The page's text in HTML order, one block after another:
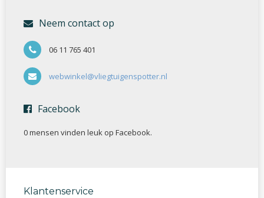
Neem contact op
06 11 765 401
webwinkel@vliegtuigenspotter.nl
Facebook
0 mensen vinden leuk op Facebook.
Klantenservice